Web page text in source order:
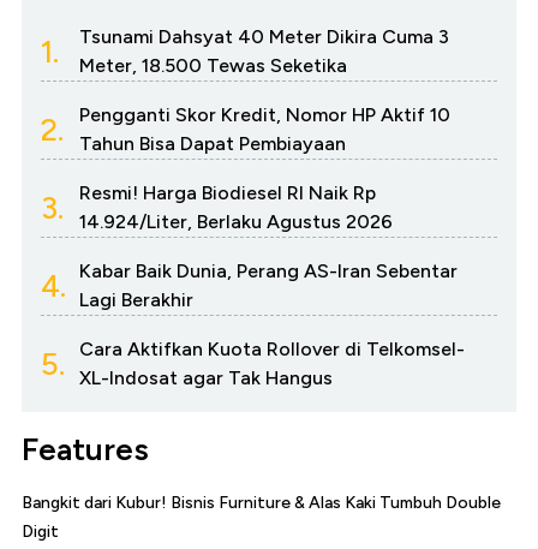
1.
Tsunami Dahsyat 40 Meter Dikira Cuma 3
Meter, 18.500 Tewas Seketika
2.
Pengganti Skor Kredit, Nomor HP Aktif 10
Tahun Bisa Dapat Pembiayaan
3.
Resmi! Harga Biodiesel RI Naik Rp
14.924/Liter, Berlaku Agustus 2026
4.
Kabar Baik Dunia, Perang AS-Iran Sebentar
Lagi Berakhir
5.
Cara Aktifkan Kuota Rollover di Telkomsel-
XL-Indosat agar Tak Hangus
Features
Bangkit dari Kubur! Bisnis Furniture & Alas Kaki Tumbuh Double
Digit